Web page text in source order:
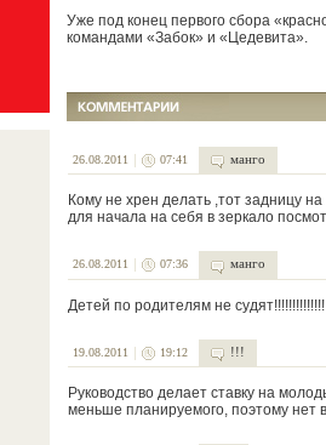
Уже под конец первого сбора
командами «Забок» и «Цедевита».
26.08.2011 07:41 манго
Кому не хрен делать ,тот задницу
для начала на себя в зеркало
26.08.2011 07:36 манго
Детей по родителям не
19.08.2011 19:12 !!!
Руководство делает ставку на
меньше планируемого, поэтому нет